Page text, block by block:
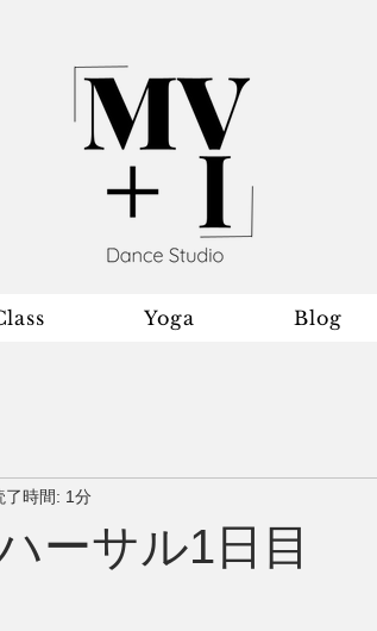
Yoga Blog
ーサル1日目
了時間: 1分